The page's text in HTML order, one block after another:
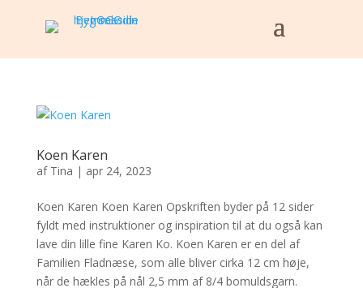
Koen Karen
af Tina | apr 24, 2023
Koen Karen Koen Karen Opskriften byder på 12 sider
fyldt med instruktioner og inspiration til at du også kan
lave din lille fine Karen Ko. Koen Karen er en del af
Familien Fladnæse, som alle bliver cirka 12 cm høje,
når de hækles på nål 2,5 mm af 8/4 bomuldsgarn.